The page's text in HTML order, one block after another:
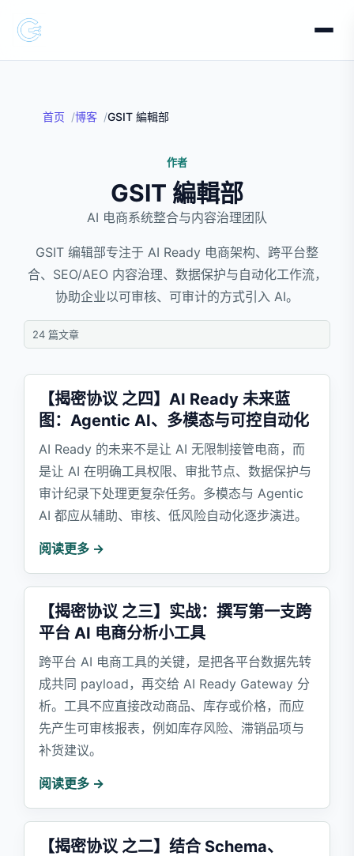
首页 博客 GSIT 編輯部
作者
GSIT 編輯部
AI 电商系统整合与内容治理团队
GSIT 编辑部专注于 AI Ready 电商架构、跨平台整
合、SEO/AEO 内容治理、数据保护与自动化工作流，
协助企业以可审核、可审计的方式引入 AI。
24 篇文章
【揭密协议 之四】AI Ready 未来蓝
图：Agentic AI、多模态与可控自动化
AI Ready 的未来不是让 AI 无限制接管电商，而
是让 AI 在明确工具权限、审批节点、数据保护与
审计纪录下处理更复杂任务。多模态与 Agentic
AI 都应从辅助、审核、低风险自动化逐步演进。
阅读更多 →
【揭密协议 之三】实战：撰写第一支跨
平台 AI 电商分析小工具
跨平台 AI 电商工具的关键，是把各平台数据先转
成共同 payload，再交给 AI Ready Gateway 分
析。工具不应直接改动商品、库存或价格，而应
先产生可审核报表，例如库存风险、滞销品项与
补货建议。
阅读更多 →
【揭密协议 之二】结合 Schema、